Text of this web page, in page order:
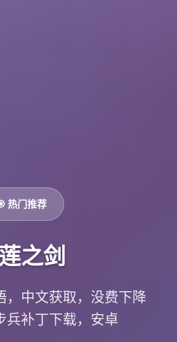
热门推荐
之剑
，中文获取，没费下降
兵补丁下载，安卓